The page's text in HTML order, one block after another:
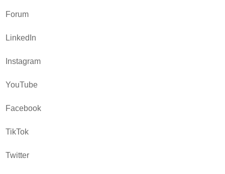
Forum
LinkedIn
Instagram
YouTube
Facebook
TikTok
Twitter